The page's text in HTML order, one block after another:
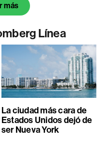
más
Línea
La ciudad más cara de
Estados Unidos dejó de
ser Nueva York